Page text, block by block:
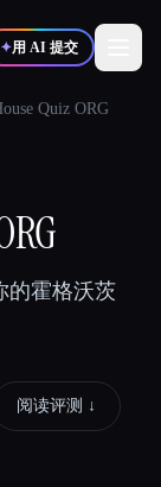
✦用 AI 提交
Quiz ORG
的霍格沃茨
阅读评测 ↓︎